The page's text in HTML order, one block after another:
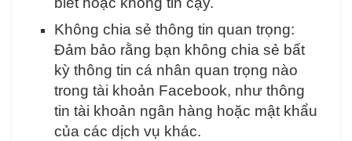
Không chia sẻ thông tin quan trọng:
Đảm bảo rằng bạn không chia sẻ bất
kỳ thông tin cá nhân quan trọng nào
trong tài khoản Facebook, như thông
tin tài khoản ngân hàng hoặc mật khẩu
của các dịch vụ khác.